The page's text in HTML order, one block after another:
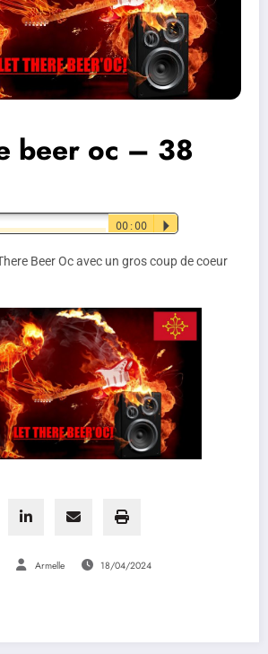
beer oc – 38
00:00 P
Beer Oc avec un gros coup de coeur
Armelle 18/04/2024